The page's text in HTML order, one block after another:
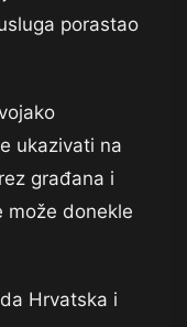
porastao
ukazivati na
građana i
može donekle
Hrvatska i